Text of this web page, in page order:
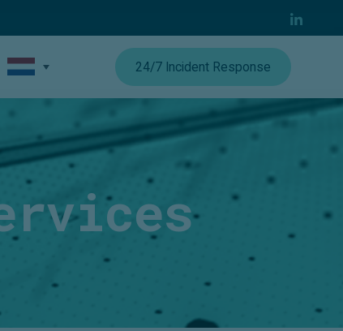
24/7 Incident Response